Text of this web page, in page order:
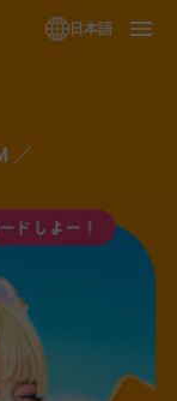
日本語